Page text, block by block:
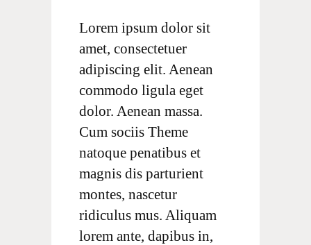
Lorem ipsum dolor sit
amet, consectetuer
adipiscing elit. Aenean
commodo ligula eget
dolor. Aenean massa.
Cum sociis Theme
natoque penatibus et
magnis dis parturient
montes, nascetur
ridiculus mus. Aliquam
lorem ante, dapibus in,